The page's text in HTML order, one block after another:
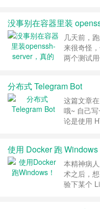
了。但是
下也都是
只要想办
没事别在容器里装
几天前，
来很奇怪
两个测试
GraphQL
这部分代
奇怪。 由
»
分布式 Telegram Bot
这篇文章
哦~ 自己
论是使用
import
使用 Docker 跑 Windows
本精神病
术之后，
验下某个